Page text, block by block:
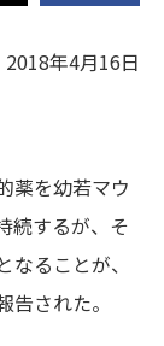
2018年4月16日
薬を幼若マウ
続するが、そ
ることが、
された。